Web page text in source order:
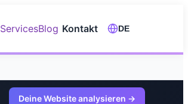
ServicesBlog Kontakt DE
Deine Website analysieren →